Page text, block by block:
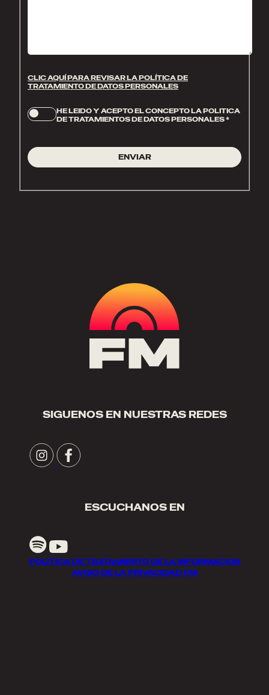
CLIC AQUÍ PARA REVISAR LA POLÍTICA DE
TRATAMIENTO DE DATOS PERSONALES
HE LEIDO Y ACEPTO EL CONCEPTO LA POLITICA
DE TRATAMIENTOS DE DATOS PERSONALES*
ENVIAR
SIGUENOS EN NUESTRAS REDES
ESCUCHANOS EN
POLITICA DE TRATAMIENTO DE LA INFORMACION
AVISO DE LA PRIVACIDAD FM